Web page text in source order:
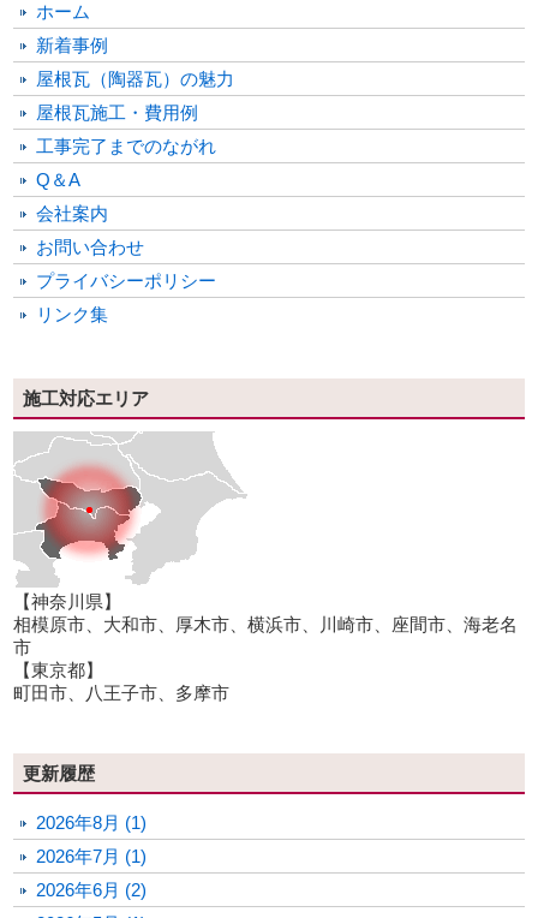
ホーム
新着事例
屋根瓦（陶器瓦）の魅力
屋根瓦施工・費用例
工事完了までのながれ
Q＆A
会社案内
お問い合わせ
プライバシーポリシー
リンク集
施工対応エリア
【神奈川県】
相模原市、大和市、厚木市、横浜市、川崎市、座間市、海老名
市
【東京都】
町田市、八王子市、多摩市
更新履歴
2026年8月 (1)
2026年7月 (1)
2026年6月 (2)